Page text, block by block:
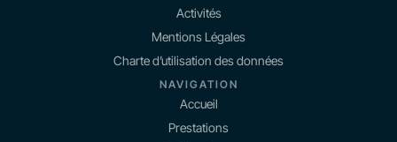
Activités
Mentions Légales
Charte d’utilisation des données
NAVIGATION
Accueil
Prestations